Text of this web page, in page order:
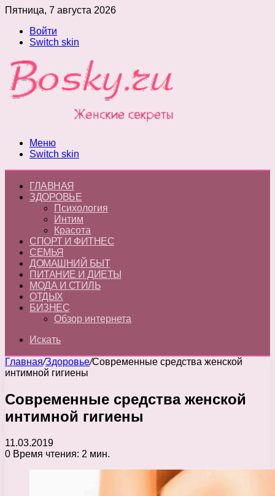
Пятница, 7 августа 2026
Войти
Switch skin
Меню
Switch skin
ГЛАВНАЯ
ЗДОРОВЬЕ
Психология
Интим
Красота
СПОРТ И ФИТНЕС
СЕМЬЯ
ДОМАШНИЙ БЫТ
ПИТАНИЕ И ДИЕТЫ
МОДА И СТИЛЬ
ОТДЫХ
БИЗНЕС
Обзор интернета
Искать
Главная/Здоровье/Современные средства женской
интимной гигиены
Современные средства женской
интимной гигиены
11.03.2019
0 Время чтения: 2 мин.